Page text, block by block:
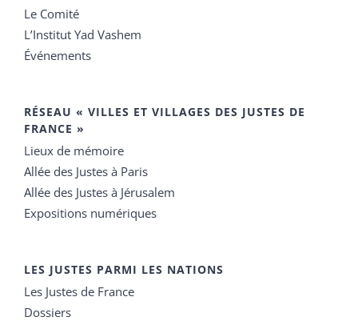
Le Comité
L’Institut Yad Vashem
Événements
RÉSEAU « VILLES ET VILLAGES DES JUSTES DE
FRANCE »
Lieux de mémoire
Allée des Justes à Paris
Allée des Justes à Jérusalem
Expositions numériques
LES JUSTES PARMI LES NATIONS
Les Justes de France
Dossiers